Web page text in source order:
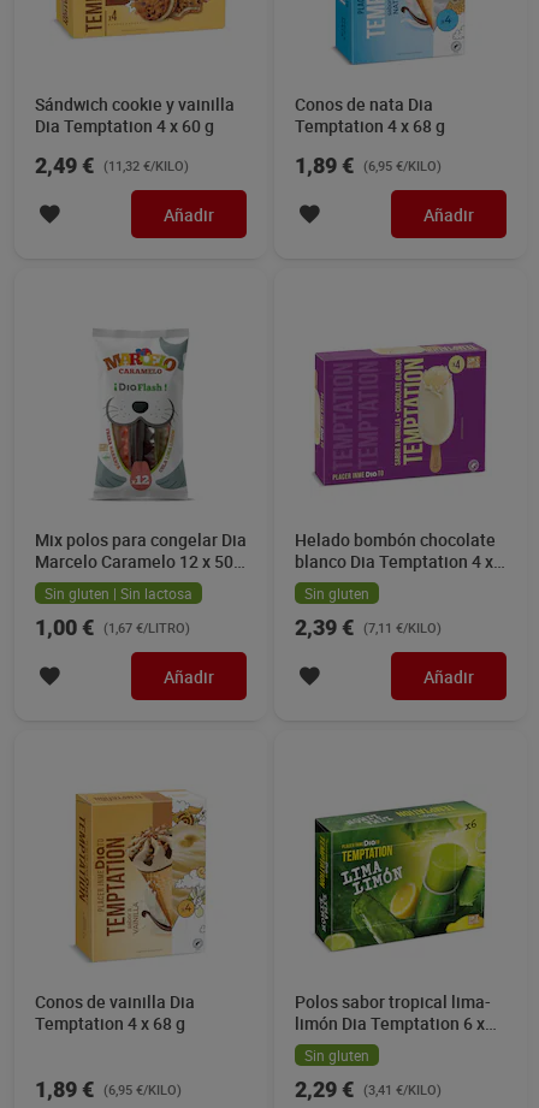
Sándwich cookie y vainilla
Dia Temptation 4 x 60 g
2,49 € (11,32 €/KILO)
Añadir
Conos de nata Dia
Temptation 4 x 68 g
1,89 € (6,95 €/KILO)
Añadir
Mix polos para congelar Dia
Marcelo Caramelo 12 x 50
mlSin gluten | Sin lactosa
1,00 € (1,67 €/LITRO)
Añadir
Helado bombón chocolate
blanco Dia Temptation 4 x
84 g
Sin gluten
2,39 € (7,11 €/KILO)
Añadir
Conos de vainilla Dia
Temptation 4 x 68 g
1,89 € (6,95 €/KILO)
Polos sabor tropical lima-
limón Dia Temptation 6 x
112 g
Sin gluten
2,29 € (3,41 €/KILO)